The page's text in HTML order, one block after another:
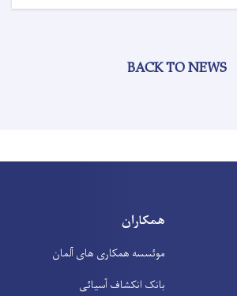
BACK TO NEWS
همکاران
موئسسه همکاری های آلمان
بانک انکشاف آسیائی